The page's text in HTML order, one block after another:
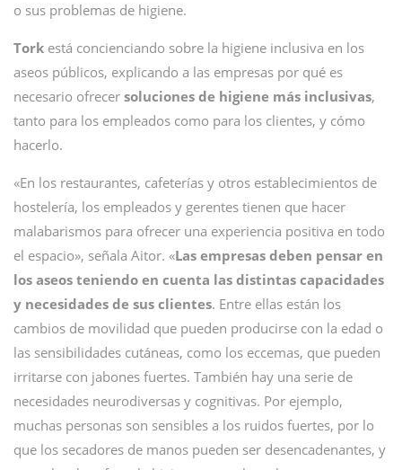
o sus problemas de higiene.
Tork está concienciando sobre la higiene inclusiva en los
aseos públicos, explicando a las empresas por qué es
necesario ofrecer soluciones de higiene más inclusivas,
tanto para los empleados como para los clientes, y cómo
hacerlo.
«En los restaurantes, cafeterías y otros establecimientos de
hostelería, los empleados y gerentes tienen que hacer
malabarismos para ofrecer una experiencia positiva en todo
el espacio», señala Aitor. «Las empresas deben pensar en
los aseos teniendo en cuenta las distintas capacidades
y necesidades de sus clientes. Entre ellas están los
cambios de movilidad que pueden producirse con la edad o
las sensibilidades cutáneas, como los eccemas, que pueden
irritarse con jabones fuertes. También hay una serie de
necesidades neurodiversas y cognitivas. Por ejemplo,
muchas personas son sensibles a los ruidos fuertes, por lo
que los secadores de manos pueden ser desencadenantes, y